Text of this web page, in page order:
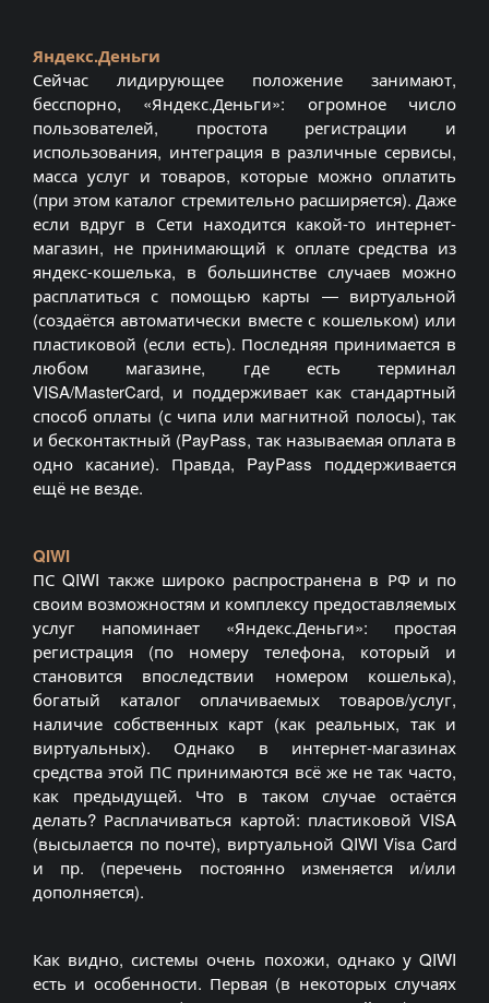
Яндекс.Деньги
Сейчас лидирующее положение занимают,
бесспорно, «Яндекс.Деньги»: огромное число
пользователей, простота регистрации и
использования, интеграция в различные сервисы,
масса услуг и товаров, которые можно оплатить
(при этом каталог стремительно расширяется). Даже
если вдруг в Сети находится какой-то интернет-
магазин, не принимающий к оплате средства из
яндекс-кошелька, в большинстве случаев можно
расплатиться с помощью карты — виртуальной
(создаётся автоматически вместе с кошельком) или
пластиковой (если есть). Последняя принимается в
любом магазине, где есть терминал
VISA/MasterCard, и поддерживает как стандартный
способ оплаты (с чипа или магнитной полосы), так
и бесконтактный (PayPass, так называемая оплата в
одно касание). Правда, PayPass поддерживается
ещё не везде.
QIWI
ПС QIWI также широко распространена в РФ и по
своим возможностям и комплексу предоставляемых
услуг напоминает «Яндекс.Деньги»: простая
регистрация (по номеру телефона, который и
становится впоследствии номером кошелька),
богатый каталог оплачиваемых товаров/услуг,
наличие собственных карт (как реальных, так и
виртуальных). Однако в интернет-магазинах
средства этой ПС принимаются всё же не так часто,
как предыдущей. Что в таком случае остаётся
делать? Расплачиваться картой: пластиковой VISA
(высылается по почте), виртуальной QIWI Visa Card
и пр. (перечень постоянно изменяется и/или
дополняется).
Как видно, системы очень похожи, однако у QIWI
есть и особенности. Первая (в некоторых случаях